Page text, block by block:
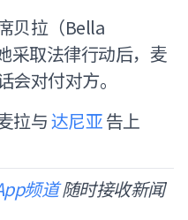
贝拉（Bella
采取法律行动后，麦
对付对方。
拉与达尼亚告上
频道随时接收新闻